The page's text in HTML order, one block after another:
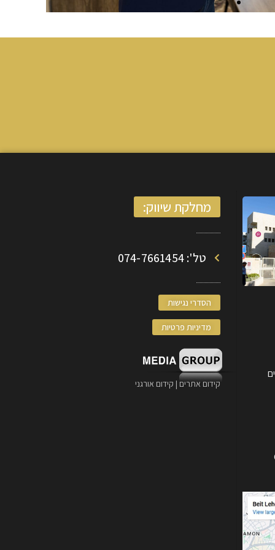
מחלקת שיווק:
טל': 074-7661454
הסדרי נגישות
מדיניות פרטיות
קידום אתרים | קידום אורגני